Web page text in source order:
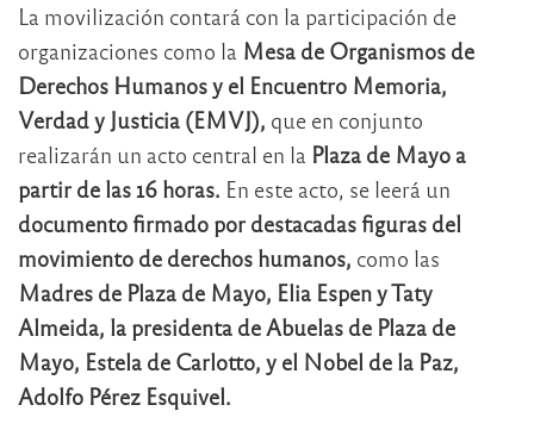
La movilización contará con la participación de
organizaciones como la Mesa de Organismos de
Derechos Humanos y el Encuentro Memoria,
Verdad y Justicia (EMVJ), que en conjunto
realizarán un acto central en la Plaza de Mayo a
partir de las 16 horas. En este acto, se leerá un
documento firmado por destacadas figuras del
movimiento de derechos humanos, como las
Madres de Plaza de Mayo, Elia Espen y Taty
Almeida, la presidenta de Abuelas de Plaza de
Mayo, Estela de Carlotto, y el Nobel de la Paz,
Adolfo Pérez Esquivel.